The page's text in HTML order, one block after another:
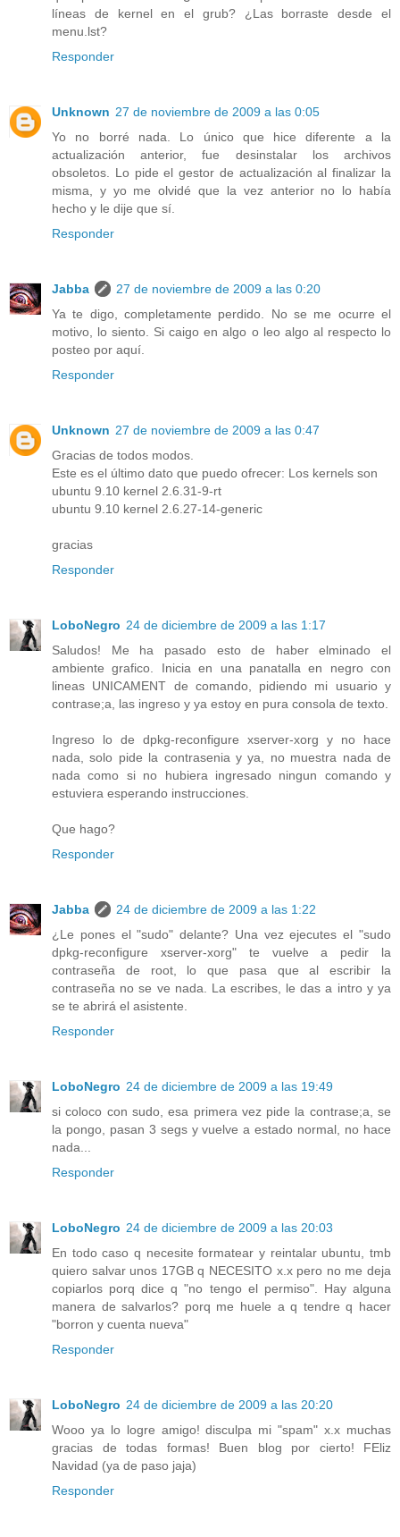
líneas de kernel en el grub? ¿Las borraste desde el
menu.lst?
Responder
Unknown 27 de noviembre de 2009 a las 0:05
Yo no borré nada. Lo único que hice diferente a la
actualización anterior, fue desinstalar los archivos
obsoletos. Lo pide el gestor de actualización al finalizar la
misma, y yo me olvidé que la vez anterior no lo había
hecho y le dije que sí.
Responder
Jabba
27 de noviembre de 2009 a las 0:20
Ya te digo, completamente perdido. No se me ocurre el
motivo, lo siento. Si caigo en algo o leo algo al respecto lo
posteo por aquí.
Responder
Unknown 27 de noviembre de 2009 a las 0:47
Gracias de todos modos.
Este es el último dato que puedo ofrecer: Los kernels son
ubuntu 9.10 kernel 2.6.31-9-rt
ubuntu 9.10 kernel 2.6.27-14-generic
gracias
Responder
LoboNegro 24 de diciembre de 2009 a las 1:17
Saludos! Me ha pasado esto de haber elminado el
ambiente grafico. Inicia en una panatalla en negro con
lineas UNICAMENT de comando, pidiendo mi usuario y
contrase;a, las ingreso y ya estoy en pura consola de texto.
Ingreso lo de dpkg-reconfigure xserver-xorg y no hace
nada, solo pide la contrasenia y ya, no muestra nada de
nada como si no hubiera ingresado ningun comando y
estuviera esperando instrucciones.
Que hago?
Responder
Jabba
24 de diciembre de 2009 a las 1:22
¿Le pones el "sudo" delante? Una vez ejecutes el "sudo
dpkg-reconfigure xserver-xorg" te vuelve a pedir la
contraseña de root, lo que pasa que al escribir la
contraseña no se ve nada. La escribes, le das a intro y ya
se te abrirá el asistente.
Responder
LoboNegro 24 de diciembre de 2009 a las 19:49
si coloco con sudo, esa primera vez pide la contrase;a, se
la pongo, pasan 3 segs y vuelve a estado normal, no hace
nada...
Responder
LoboNegro 24 de diciembre de 2009 a las 20:03
En todo caso q necesite formatear y reintalar ubuntu, tmb
quiero salvar unos 17GB q NECESITO x.x pero no me deja
copiarlos porq dice q "no tengo el permiso". Hay alguna
manera de salvarlos? porq me huele a q tendre q hacer
"borron y cuenta nueva"
Responder
LoboNegro 24 de diciembre de 2009 a las 20:20
Wooo ya lo logre amigo! disculpa mi "spam" x.x muchas
gracias de todas formas! Buen blog por cierto! FEliz
Navidad (ya de paso jaja)
Responder